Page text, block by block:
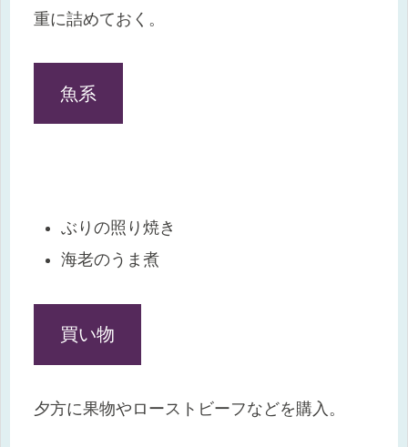
重に詰めておく。
魚系
ぶりの照り焼き
海老のうま煮
買い物
夕方に果物やローストビーフなどを購入。